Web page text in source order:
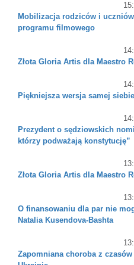
Mobilizacja rodziców i
programu filmowego
Złota Gloria Artis dla Maestro
Piękniejsza wersja samej siebie
Prezydent o sędziowskich
którzy podważają konstytucję”
Złota Gloria Artis dla Maestro
O finansowaniu dla par nie
Natalia Kusendova-Bashta
Zapomniana choroba z